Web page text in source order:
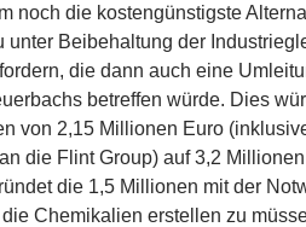
noch die kostengünstigste
unter Beibehaltung der
die dann auch eine
betreffen würde. Dies
von 2,15 Millionen Euro
die Flint Group) auf 3,2
die 1,5 Millionen mit der
die Chemikalien erstellen zu